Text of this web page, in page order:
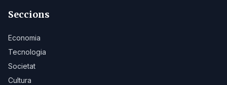
Seccions
Economia
Tecnologia
Societat
Cultura